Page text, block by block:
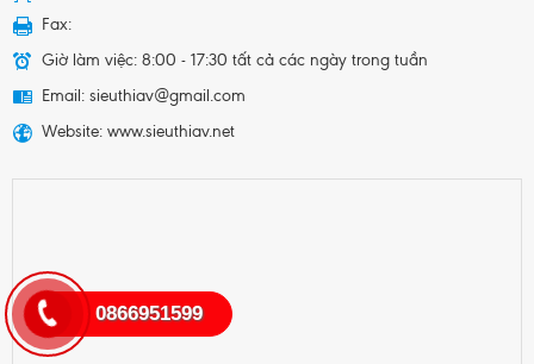
Fax:
Giờ làm việc: 8:00 - 17:30 tất cả các ngày trong tuần
Email: sieuthiav@gmail.com
Website: www.sieuthiav.net
0866951599